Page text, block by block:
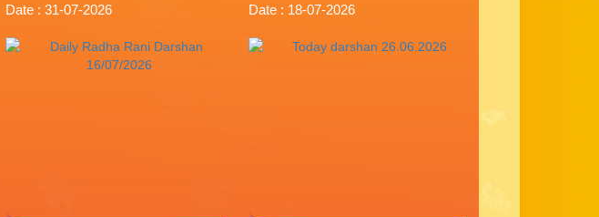
Date : 31-07-2026
Date : 18-07-2026